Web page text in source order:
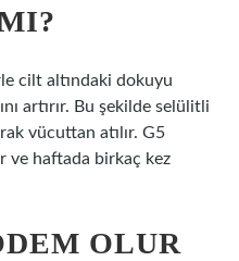
cilt altındaki dokuyu
artırır. Bu şekilde selülitli
vücuttan atılır. G5
ve haftada birkaç kez
OLUR